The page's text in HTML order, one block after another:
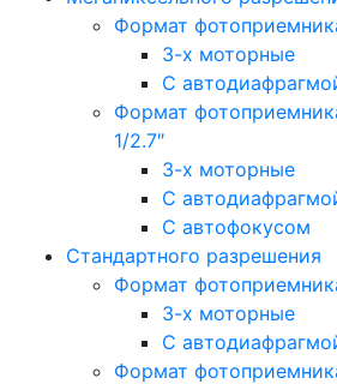
Формат
3-х моторные
С
Формат
1/2.7″
3-х моторные
С
С автофокусом
Стандартного разрешения
Формат
3-х моторные
С
Формат